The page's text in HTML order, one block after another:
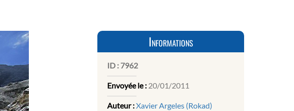
Informations
ID : 7962
Envoyée le : 20/01/2011
Auteur :Xavier Argeles (Rokad)